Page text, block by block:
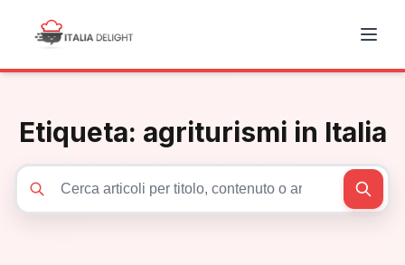
Etiqueta: agriturismi in Italia